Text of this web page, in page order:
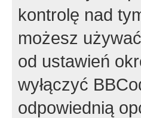
kontrolę nad
możesz
od ustawień
wyłączyć
odpowiednią